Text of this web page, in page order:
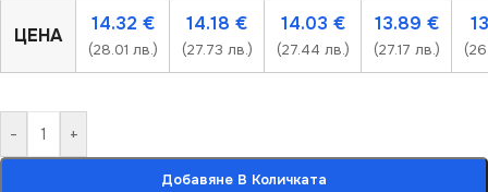
ЦЕНА
14.32 €
(28.01 лв.)
14.18 €
(27.73 лв.)
14.03 €
(27.44 лв.)
13.89 €
(27.17 лв.)
- +
Добавяне В Количката